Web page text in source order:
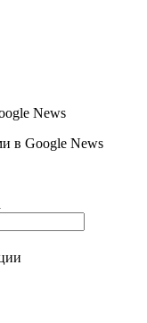
News
в Google News